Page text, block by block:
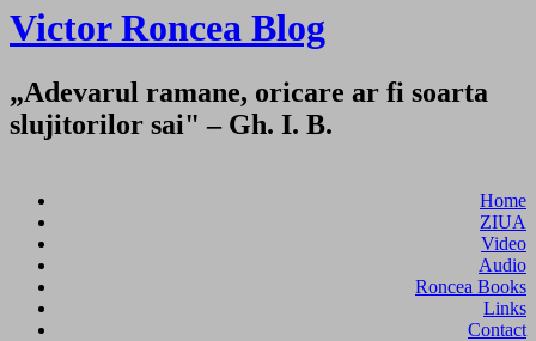
Victor Roncea Blog
„Adevarul ramane, oricare ar fi soarta
slujitorilor sai" – Gh. I. B.
Home
ZIUA
Video
Audio
Roncea Books
Links
Contact